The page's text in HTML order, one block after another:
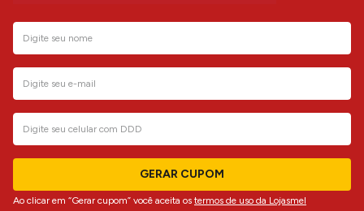
GERAR CUPOM
Ao clicar em “Gerar cupom” você aceita os termos de uso da Lojasmel